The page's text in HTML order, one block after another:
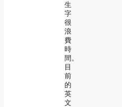
生
字
很
浪
費
時
間。
目
前
的
英
文